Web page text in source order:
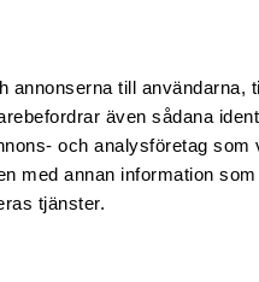
annonserna till användarna,
även sådana
och analysföretag som
med annan information
tjänster.